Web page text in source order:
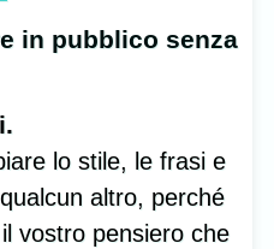
in pubblico senza
lo stile, le frasi e
altro, perché
vostro pensiero che